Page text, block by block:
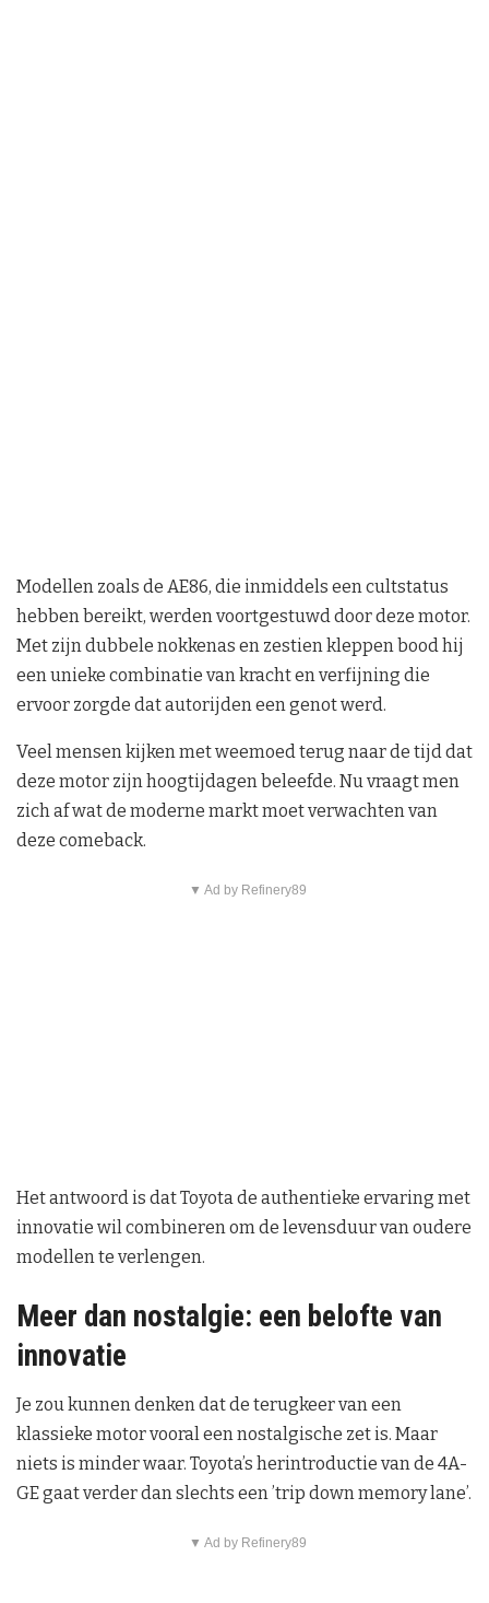
Modellen zoals de AE86, die inmiddels een cultstatus
hebben bereikt, werden voortgestuwd door deze motor.
Met zijn dubbele nokkenas en zestien kleppen bood hij
een unieke combinatie van kracht en verfijning die
ervoor zorgde dat autorijden een genot werd.
Veel mensen kijken met weemoed terug naar de tijd dat
deze motor zijn hoogtijdagen beleefde. Nu vraagt men
zich af wat de moderne markt moet verwachten van
deze comeback.
▼ Ad by Refinery89
Het antwoord is dat Toyota de authentieke ervaring met
innovatie wil combineren om de levensduur van oudere
modellen te verlengen.
Meer dan nostalgie: een belofte van
innovatie
Je zou kunnen denken dat de terugkeer van een
klassieke motor vooral een nostalgische zet is. Maar
niets is minder waar. Toyota’s herintroductie van de 4A-
GE gaat verder dan slechts een ’trip down memory lane’.
▼ Ad by Refinery89